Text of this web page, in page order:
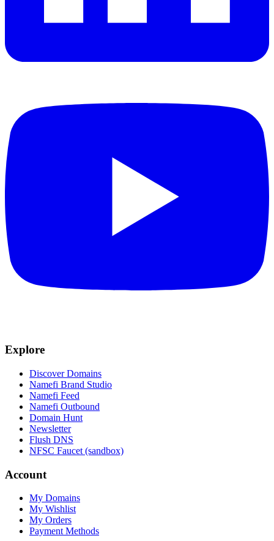
Explore
Discover Domains
Namefi Brand Studio
Namefi Feed
Namefi Outbound
Domain Hunt
Newsletter
Flush DNS
NFSC Faucet (sandbox)
Account
My Domains
My Wishlist
My Orders
Payment Methods